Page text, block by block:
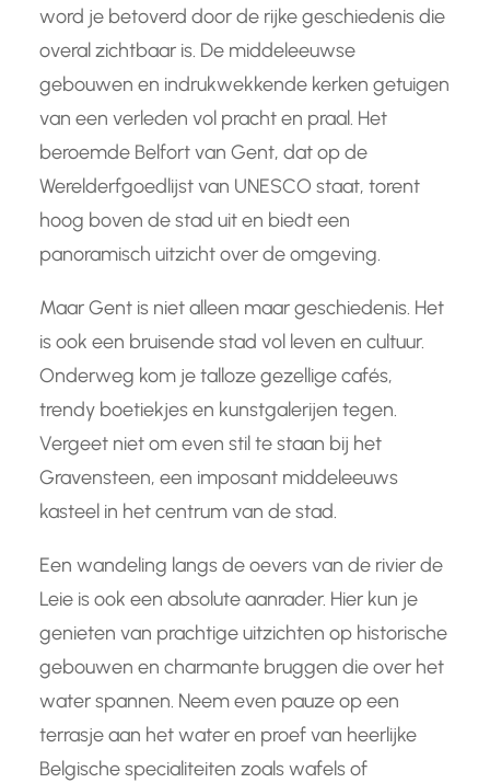
word je betoverd door de rijke geschiedenis die
overal zichtbaar is. De middeleeuwse
gebouwen en indrukwekkende kerken getuigen
van een verleden vol pracht en praal. Het
beroemde Belfort van Gent, dat op de
Werelderfgoedlijst van UNESCO staat, torent
hoog boven de stad uit en biedt een
panoramisch uitzicht over de omgeving.
Maar Gent is niet alleen maar geschiedenis. Het
is ook een bruisende stad vol leven en cultuur.
Onderweg kom je talloze gezellige cafés,
trendy boetiekjes en kunstgalerijen tegen.
Vergeet niet om even stil te staan bij het
Gravensteen, een imposant middeleeuws
kasteel in het centrum van de stad.
Een wandeling langs de oevers van de rivier de
Leie is ook een absolute aanrader. Hier kun je
genieten van prachtige uitzichten op historische
gebouwen en charmante bruggen die over het
water spannen. Neem even pauze op een
terrasje aan het water en proef van heerlijke
Belgische specialiteiten zoals wafels of